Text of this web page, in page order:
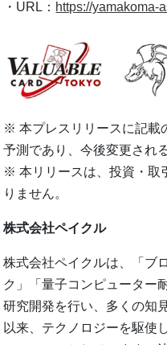
・URL： https://yamakoma-
※ 本プレスリリースに記載
予測であり、今後変更され
※ 本リリースは、投資・取
りません。
株式会社ペイクル
株式会社ペイクルは、「ブ
ク」「量子コンピューター
研究開発を行い、多くの知
以来、テクノロジーを駆使